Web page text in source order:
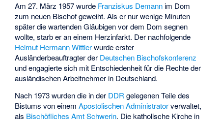
Am 27. März 1957 wurde Franziskus Demann im Dom
zum neuen Bischof geweiht. Als er nur wenige Minuten
später die wartenden Gläubigen vor dem Dom segnen
wollte, starb er an einem Herzinfarkt. Der nachfolgende
Helmut Hermann Wittlerwurde erster
Ausländerbeauftragter der Deutschen Bischofskonferenz
und engagierte sich mit Entschiedenheit für die Rechte der
ausländischen Arbeitnehmer in Deutschland.
Nach 1973 wurden die in der DDR gelegenen Teile des
Bistums von einemApostolischen Administratorverwaltet,
als Bischöfliches Amt Schwerin. Die katholische Kirche in